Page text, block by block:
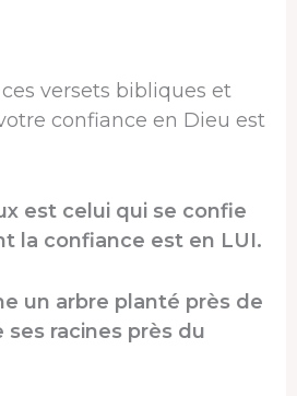
versets bibliques et
confiance en Dieu est
est celui qui se confie
la confiance est en LUI.
un arbre planté près de
ses racines près du